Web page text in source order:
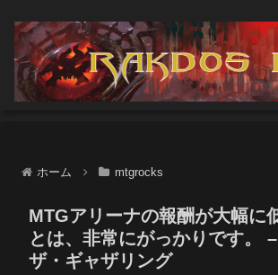
ホーム mtgrocks
MTGアリーナの報酬が大幅に
とは、非常にがっかりです。
ザ・ギャザリング